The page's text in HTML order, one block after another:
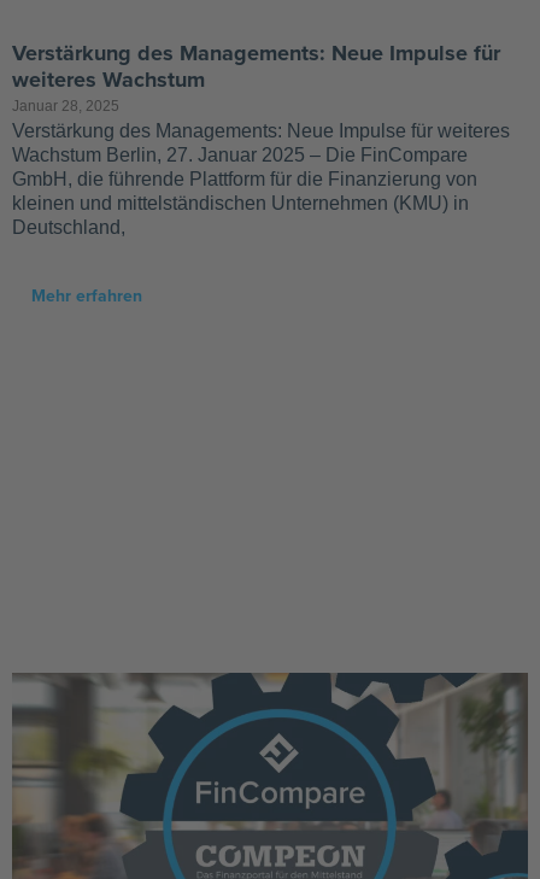
Verstärkung des Managements: Neue Impulse für
weiteres Wachstum
Januar 28, 2025
Verstärkung des Managements: Neue Impulse für weiteres
Wachstum Berlin, 27. Januar 2025 – Die FinCompare
GmbH, die führende Plattform für die Finanzierung von
kleinen und mittelständischen Unternehmen (KMU) in
Deutschland,
Mehr erfahren